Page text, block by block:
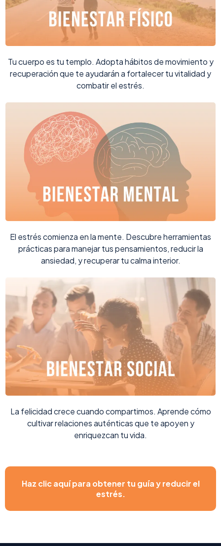
Tu cuerpo es tu templo. Adopta hábitos de movimiento y
recuperación que te ayudarán a fortalecer tu vitalidad y
combatir el estrés.
El estrés comienza en la mente. Descubre herramientas
prácticas para manejar tus pensamientos, reducir la
ansiedad, y recuperar tu calma interior.
La felicidad crece cuando compartimos. Aprende cómo
cultivar relaciones auténticas que te apoyen y
enriquezcan tu vida.
Haz clic aquí para obtener tu guía y reducir el
estrés.